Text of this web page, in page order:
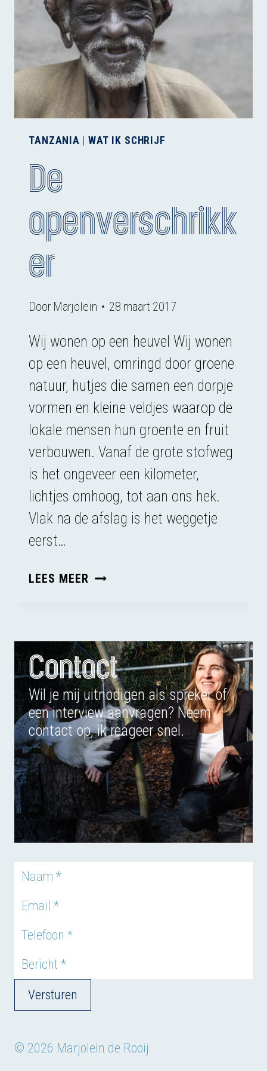
TANZANIA | WAT IK SCHRIJF
De
apenverschrikk
er
Door Marjolein 28 maart 2017
Wij wonen op een heuvel Wij wonen
op een heuvel, omringd door groene
natuur, hutjes die samen een dorpje
vormen en kleine veldjes waarop de
lokale mensen hun groente en fruit
verbouwen. Vanaf de grote stofweg
is het ongeveer een kilometer,
lichtjes omhoog, tot aan ons hek.
Vlak na de afslag is het weggetje
eerst…
LEES MEER DE
Contact
Wil je mij uitnodigen als spreker of
een interview aanvragen? Neem
contact op, ik reageer snel.
Versturen
© 2026 Marjolein de Rooij